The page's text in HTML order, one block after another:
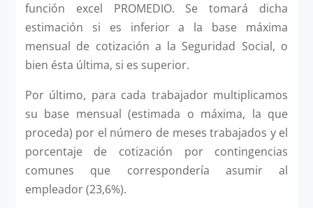
función excel PROMEDIO. Se tomará dicha
estimación si es inferior a la base máxima
mensual de cotización a la Seguridad Social, o
bien ésta última, si es superior.
Por último, para cada trabajador multiplicamos
su base mensual (estimada o máxima, la que
proceda) por el número de meses trabajados y el
porcentaje de cotización por contingencias
comunes que correspondería asumir al
empleador (23,6%).